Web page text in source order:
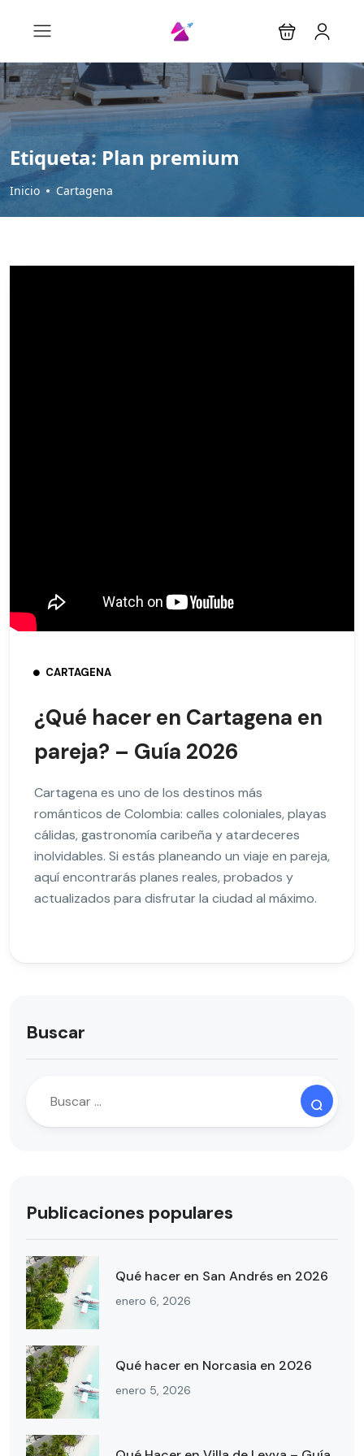
Etiqueta: Plan premium
Inicio Cartagena
CARTAGENA
¿Qué hacer en Cartagena en
pareja? – Guía 2026
Cartagena es uno de los destinos más
románticos de Colombia: calles coloniales, playas
cálidas, gastronomía caribeña y atardeceres
inolvidables. Si estás planeando un viaje en pareja,
aquí encontrarás planes reales, probados y
actualizados para disfrutar la ciudad al máximo.
Buscar
Publicaciones populares
Qué hacer en San Andrés en 2026
enero 6, 2026
Qué hacer en Norcasia en 2026
enero 5, 2026